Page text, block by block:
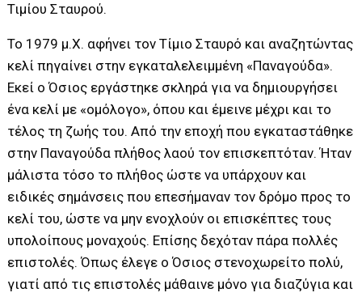
Τιμίου Σταυρού.
Το 1979 μ.Χ. αφήνει τον Τίμιο Σταυρό και αναζητώντας
κελί πηγαίνει στην εγκαταλελειμμένη «Παναγούδα».
Εκεί ο Όσιος εργάστηκε σκληρά για να δημιουργήσει
ένα κελί με «ομόλογο», όπου και έμεινε μέχρι και το
τέλος τη ζωής του. Από την εποχή που εγκαταστάθηκε
στην Παναγούδα πλήθος λαού τον επισκεπτόταν. Ήταν
μάλιστα τόσο το πλήθος ώστε να υπάρχουν και
ειδικές σημάνσεις που επεσήμαναν τον δρόμο προς το
κελί του, ώστε να μην ενοχλούν οι επισκέπτες τους
υπολοίπους μοναχούς. Επίσης δεχόταν πάρα πολλές
επιστολές. Όπως έλεγε ο Όσιος στενοχωρείτο πολύ,
γιατί από τις επιστολές μάθαινε μόνο για διαζύγια και